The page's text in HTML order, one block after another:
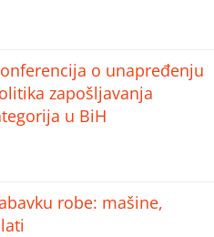
o unapređenju
zapošljavanja
u BiH
robe: mašine,